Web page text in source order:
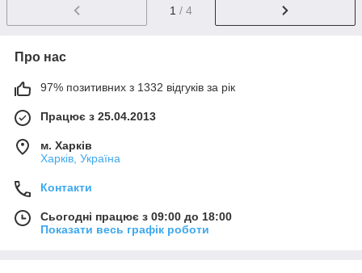
1 / 4
Про нас
97% позитивних з 1332 відгуків за рік
Працює з 25.04.2013
м. Харків
Харків, Україна
Контакти
Сьогодні працює з 09:00 до 18:00
Показати весь графік роботи